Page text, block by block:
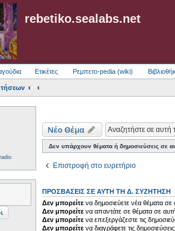
rebetiko.sealabs.net
Ετικέτες Ρεμπετο-pedia (wiki)
Νέο Θέμα
Δεν υπάρχουν θέματα ή δημοσιεύσεις σε
Επιστροφή στο ευρετήριο
ΠΡΟΣΒΆΣΕΙΣ ΣΕ ΑΥΤΉ ΤΗ Δ. ΣΥΖΉΤΗΣΗ
Δεν μπορείτε να δημοσιεύετε νέα θέματα
Δεν μπορείτε να απαντάτε σε θέματα σε
Δεν μπορείτε να επεξεργάζεστε τις
Δεν μπορείτε να διαγράφετε τις